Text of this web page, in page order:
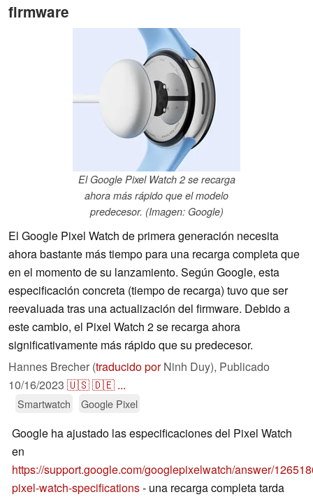
firmware
El Google Pixel Watch 2 se recarga
ahora más rápido que el modelo
predecesor. (Imagen: Google)
El Google Pixel Watch de primera generación necesita
ahora bastante más tiempo para una recarga completa que
en el momento de su lanzamiento. Según Google, esta
especificación concreta (tiempo de recarga) tuvo que ser
reevaluada tras una actualización del firmware. Debido a
este cambio, el Pixel Watch 2 se recarga ahora
significativamente más rápido que su predecesor.
Hannes Brecher (traducido porNinh Duy), Publicado
10/16/2023 🇺🇸🇩🇪 ...
Smartwatch Google Pixel
Google ha ajustado las especificaciones del Pixel Watch
en
https://support.google.com/googlepixelwatch/answer/
pixel-watch-specifications- una recarga completa tarda